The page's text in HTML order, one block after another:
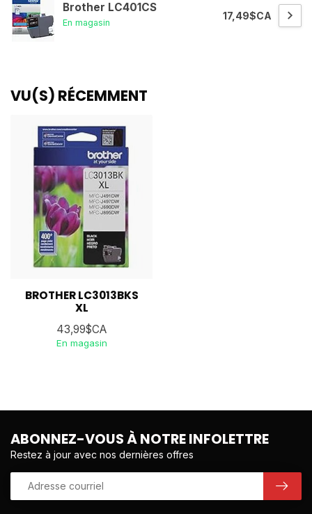
Brother LC401CS
En magasin
17,49$CA
VU(S) RÉCEMMENT
BROTHER LC3013BKS
XL
43,99$CA
En magasin
ABONNEZ-VOUS À NOTRE INFOLETTRE
Restez à jour avec nos dernières offres